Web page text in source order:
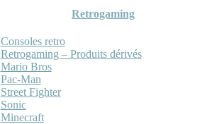
Retrogaming
Consoles retro
Retrogaming – Produits dérivés
Mario Bros
Pac-Man
Street Fighter
Sonic
Minecraft